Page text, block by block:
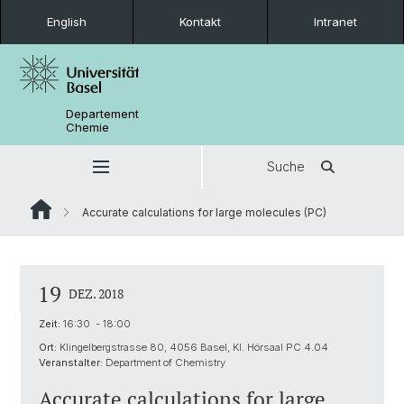
English Kontakt Intranet
Departement
Chemie
Suche
Accurate calculations for large molecules (PC)
19 DEZ. 2018
Zeit: 16:30 - 18:00
Ort: Klingelbergstrasse 80, 4056 Basel, Kl. Hörsaal PC 4.04
Veranstalter: Department of Chemistry